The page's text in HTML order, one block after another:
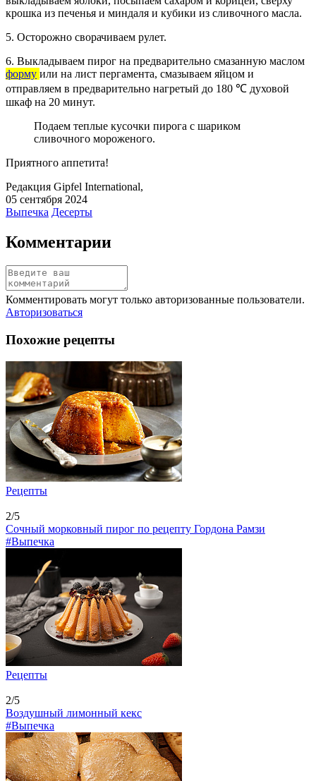
крошка из печенья и миндаля и кубики из сливочного масла.
5. Осторожно сворачиваем рулет.
6. Выкладываем пирог на предварительно смазанную маслом
форму или на лист пергамента, смазываем яйцом и
отправляем в предварительно нагретый до 180 ℃ духовой
шкаф на 20 минут.
Подаем теплые кусочки пирога с шариком
сливочного мороженого.
Приятного аппетита!
Редакция Gipfel International,
05 сентября 2024
Выпечка Десерты
Комментарии
Комментировать могут только авторизованные пользователи.
Авторизоваться
Похожие рецепты
Рецепты
2/5
Сочный морковный пирог по рецепту Гордона Рамзи
#Выпечка
Рецепты
2/5
Воздушный лимонный кекс
#Выпечка